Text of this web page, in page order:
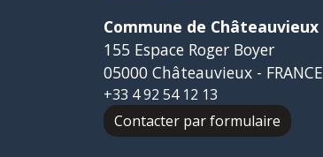
Commune de Châteauvieux
155 Espace Roger Boyer
05000 Châteauvieux - FRANCE
+33 4 92 54 12 13
Contacter par formulaire